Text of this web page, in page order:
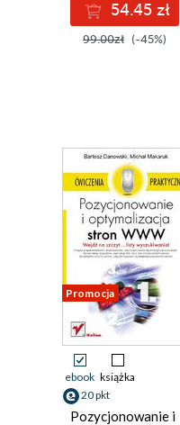
54.45 zł
99.00zł (-45%)
Promocja
ebook książka
20 pkt
Pozycjonowanie i